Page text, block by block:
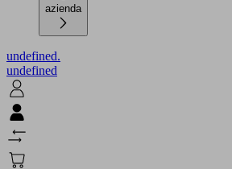
azienda
undefined.
undefined